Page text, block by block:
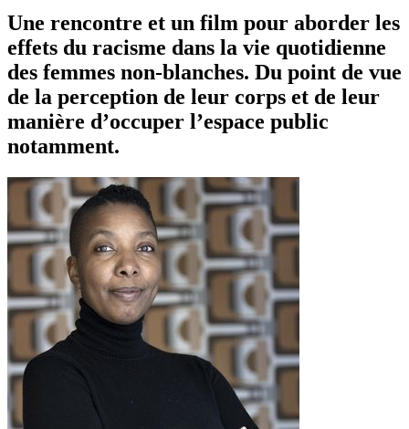
Une rencontre et un film pour aborder les
effets du racisme dans la vie quotidienne
des femmes non-blanches. Du point de vue
de la perception de leur corps et de leur
manière d’occuper l’espace public
notamment.